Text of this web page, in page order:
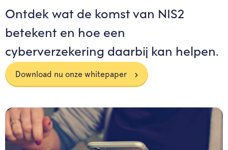
Ontdek wat de komst van NIS2
betekent en hoe een
cyberverzekering daarbij kan helpen.
Download nu onze whitepaper